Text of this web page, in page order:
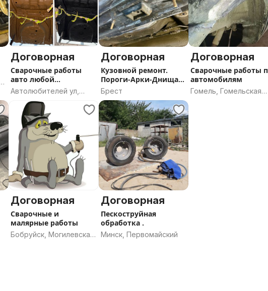
Договорная
Сварочные работы
авто любой
сложности и
Автолюбителей ул,
1блок1к142, Брест,
Брестская область
Договорная
Кузовной ремонт.
Пороги-Арки-Днища
Авто
Брест
Договорная
Сварочные работы
автомобилям
Гомель, Гомельская
Договорная
Сварочные и
малярные работы
Бобруйск, Могилевская
Договорная
Пескоструйная
обработка .
Минск, Первомайский